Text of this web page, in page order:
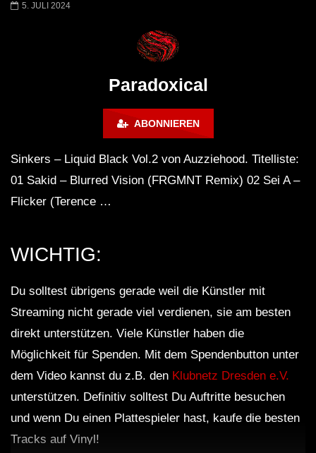
FANTASM @ BLACKWORKS
5. JULI 2024
Paradoxical
ABONNIEREN
Sinkers – Liquid Black Vol.2 von Auzziehood. Titelliste:
01 Sakid – Blurred Vision (FRGMNT Remix) 02 Sei A –
Flicker (Terence …
WICHTIG:
Du solltest übrigens gerade weil die Künstler mit
Streaming nicht gerade viel verdienen, sie am besten
direkt unterstützen. Viele Künstler haben die
Möglichkeit für Spenden. Mit dem Spendenbutton unter
dem Video kannst du z.B. den Klubnetz Dresden e.V.
unterstützen. Definitiv solltest Du Auftritte besuchen
und wenn Du einen Plattespieler hast, kaufe die besten
Tracks auf Vinyl!